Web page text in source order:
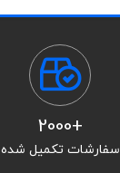
+2000
سفارشات تکمیل شده